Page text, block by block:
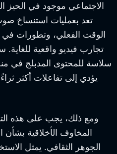
الاجتماعي موجود في الحيز
تعد بعمليات استنساخ
الوقت الفعلي، وتطورات في
تجارب فيديو واقعية للغاية.
سلاسة للمحتوى المدبلج في
يؤدي إلى تفاعلات أكثر
ومع ذلك، يجب على هذه
المخاوف الأخلاقية
الجوهر الثقافي. يمثل